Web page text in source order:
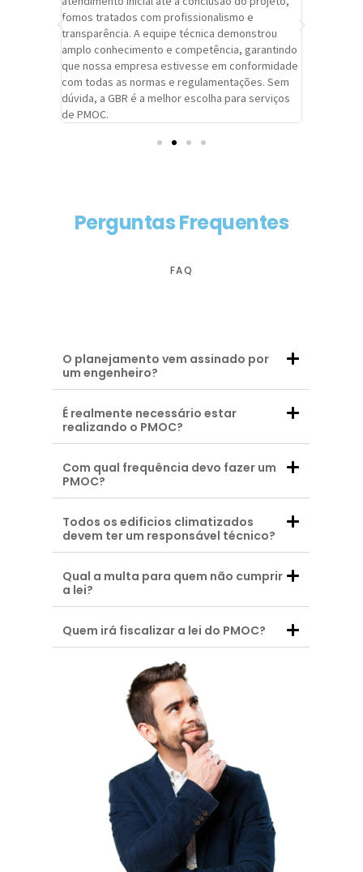
fomos tratados com profissionalismo e
transparência. A equipe técnica demonstrou
amplo conhecimento e competência, garantindo
que nossa empresa estivesse em conformidade
com todas as normas e regulamentações. Sem
dúvida, a GBR é a melhor escolha para serviços
de PMOC.
Perguntas Frequentes
FAQ
O planejamento vem assinado por
um engenheiro?
É realmente necessário estar
realizando o PMOC?
Com qual frequência devo fazer um
PMOC?
Todos os edificios climatizados
devem ter um responsável técnico?
Qual a multa para quem não cumprir
a lei?
Quem irá fiscalizar a lei do PMOC?